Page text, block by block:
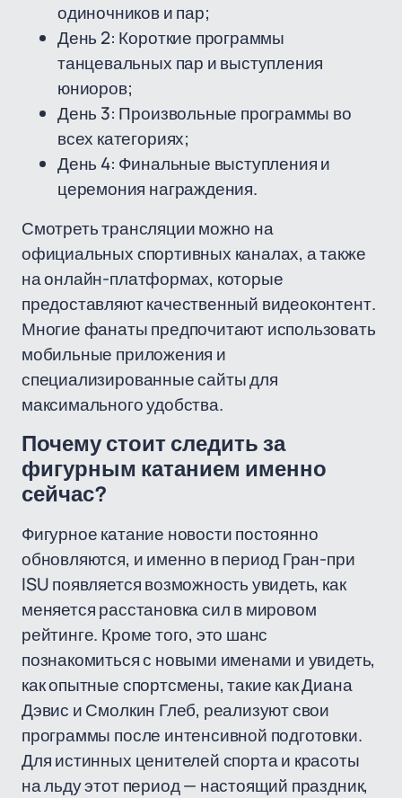
одиночников и пар;
День 2: Короткие программы
танцевальных пар и выступления
юниоров;
День 3: Произвольные программы во
всех категориях;
День 4: Финальные выступления и
церемония награждения.
Смотреть трансляции можно на
официальных спортивных каналах, а также
на онлайн-платформах, которые
предоставляют качественный видеоконтент.
Многие фанаты предпочитают использовать
мобильные приложения и
специализированные сайты для
максимального удобства.
Почему стоит следить за
фигурным катанием именно
сейчас?
Фигурное катание новости постоянно
обновляются, и именно в период Гран-при
ISU появляется возможность увидеть, как
меняется расстановка сил в мировом
рейтинге. Кроме того, это шанс
познакомиться с новыми именами и увидеть,
как опытные спортсмены, такие как Диана
Дэвис и Смолкин Глеб, реализуют свои
программы после интенсивной подготовки.
Для истинных ценителей спорта и красоты
на льду этот период — настоящий праздник,